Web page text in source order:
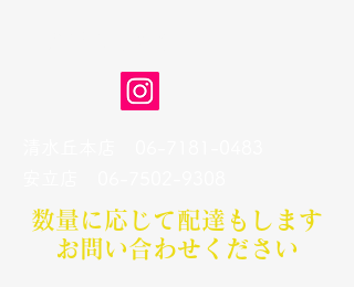
数量に応じて配達もします​
お問い合わせください